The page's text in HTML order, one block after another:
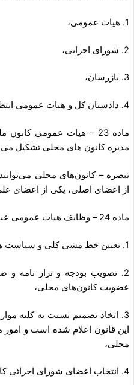
1. هیات عمومی،
2. شورای اجرایی،
3. بازرسان،
4. دادستان کل و هیات عمومی انتظامی وکلا.
ماده 23 – هیات عمومی
مدیره کانون های محلی تشکیل
تبصره – کانون‌های محلی
از اعضای اصلی، یکی از اعضای
ماده 24 – وظایف هیات عمومی عبارتند از:
1. تعیین خط مشی کلی و سیاست های اجرایی کانون ملی،
2. تصویب بودجه و تراز نامه
عضویت کانون‌های محلی،
3. اتخاذ تصمیم نسبت به کلیه
این قانون اعلام شده است و امور
محلی،
4. انتخاب اعضای شورای اجرائی کانون ملی،